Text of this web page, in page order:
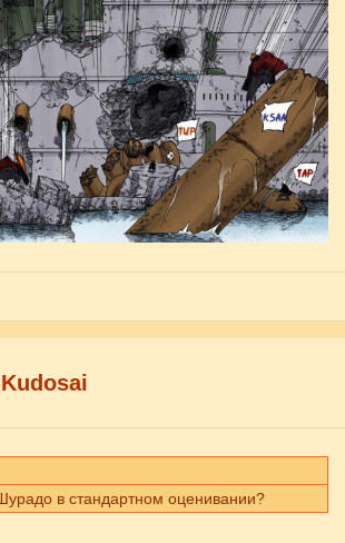
в стандартном оценивании?